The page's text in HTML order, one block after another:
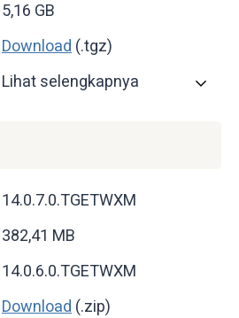
5,16 GB
Download (.tgz)
Lihat selengkapnya
14.0.7.0.TGETWXM
382,41 MB
14.0.6.0.TGETWXM
Download (.zip)